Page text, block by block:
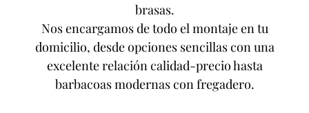
brasas.
Nos encargamos de todo el montaje en tu
domicilio, desde opciones sencillas con una
excelente relación calidad-precio hasta
barbacoas modernas con fregadero.